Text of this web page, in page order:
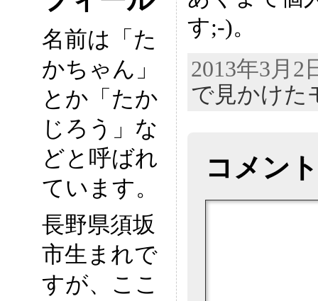
名前は「た
かちゃん」
とか「たか
じろう」な
どと呼ばれ
ています。
長野県須坂
市生まれで
すが、ここ
す;-)。
2013年3月
で見かけた
コメント